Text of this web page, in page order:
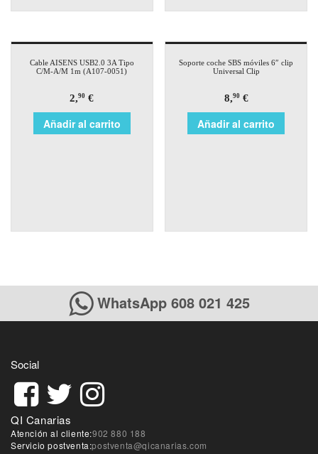
Cable AISENS USB2.0 3A Tipo
C/M-A/M 1m (A107-0051)
2,90 €
Añadir al carrito
Soporte coche SBS móviles 6″ clip
Universal Clip
8,90€
Añadir al carrito
WhatsApp 608 021 425
Social
QI Canarias
Atención al cliente:902 880 188
Servicio postventa:postventa@qicanarias.com